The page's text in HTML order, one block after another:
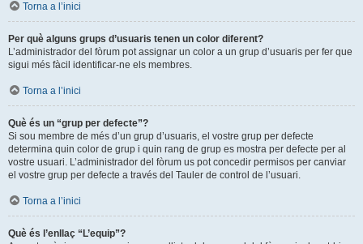
Torna a l’inici
Per què alguns grups d’usuaris tenen un color diferent?
L’administrador del fòrum pot assignar un color a un grup d’usuaris per fer que
sigui més fàcil identificar-ne els membres.
Torna a l’inici
Què és un “grup per defecte”?
Si sou membre de més d’un grup d’usuaris, el vostre grup per defecte
determina quin color de grup i quin rang de grup es mostra per defecte per al
vostre usuari. L’administrador del fòrum us pot concedir permisos per canviar
el vostre grup per defecte a través del Tauler de control de l’usuari.
Torna a l’inici
Què és l’enllaç “L’equip”?